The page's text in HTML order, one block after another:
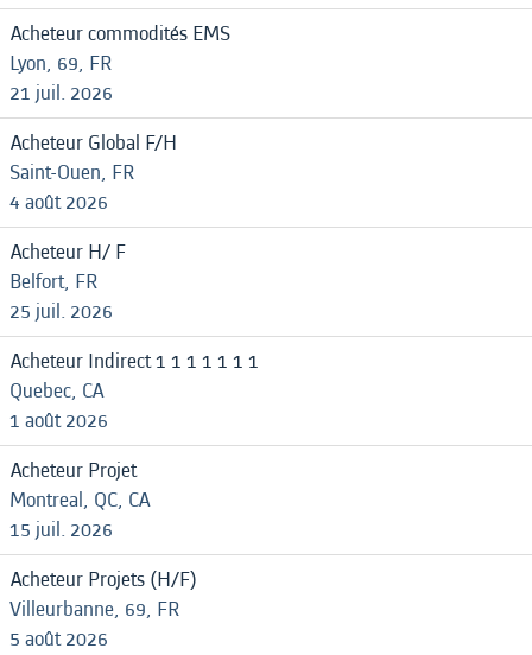
Acheteur commodités EMS
Lyon, 69, FR
21 juil. 2026
Acheteur Global F/H
Saint-Ouen, FR
4 août 2026
Acheteur H/ F
Belfort, FR
25 juil. 2026
Acheteur Indirect 1 1 1 1 1 1 1
Quebec, CA
1 août 2026
Acheteur Projet
Montreal, QC, CA
15 juil. 2026
Acheteur Projets (H/F)
Villeurbanne, 69, FR
5 août 2026